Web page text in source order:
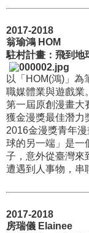
2017-2018
翁瑜鴻 HOM
駐村計畫：飛到地
以「HOM(鴻)」為
職媒體業與遊戲業
第一屆原創漫畫大
獲金漫獎最佳潛力
2016金漫獎青年
球的另一端」是一
子，意外從臺灣來
遭遇到人事物，串
2017-2018
房瑞儀 Elainee